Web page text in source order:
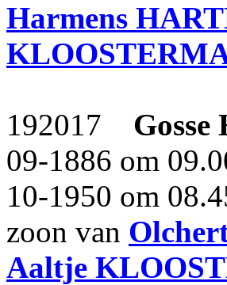
Harmens
192017 Gosse
09-1886 om
10-1950 om
zoon van
Aaltje